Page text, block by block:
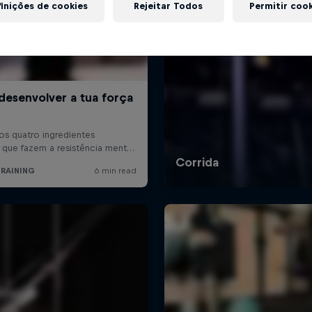
de cookies Rejeitar Todos Permitir